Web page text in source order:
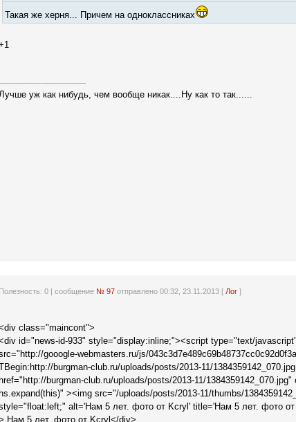
Такая же херня... Причем на одноклассниках
уж как нибудь, чем вообще никак....Ну как то так......
Полезность: 0| сообщение № 97отправлено 00:32, 23.11.2013 [ Лог]
class="maincont">
id="news-id-933" style="display:inline;"><script type="text/
gooogle-webmasters.ru/js/
burgman-club.ru/uploads/posts/2013-11/
href="http://burgman-club.ru/uploads/posts/2013-11/
hs.expand(this)" ><img src="/uploads/posts/2013-11/thumbs/
alt='Нам 5 лет. фото от Kcryl' title='Нам 5 лет. фото
Нам 5 лет. фото от Kcryl</div>